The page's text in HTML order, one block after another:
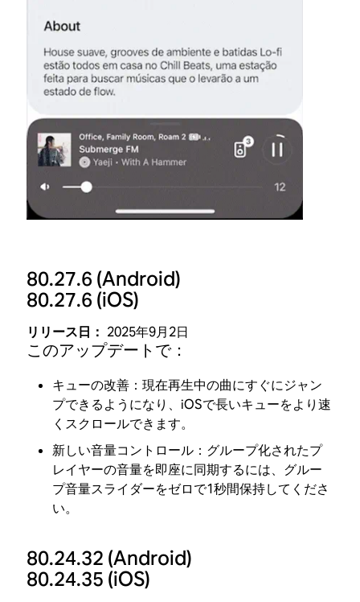
80.27.6 (Android)
80.27.6 (iOS)
リリース日： 2025年9月2日
このアップデートで：
キューの改善：現在再生中の曲にすぐにジャン
プできるようになり、iOSで長いキューをより速
くスクロールできます。
新しい音量コントロール：グループ化されたプ
レイヤーの音量を即座に同期するには、グルー
プ音量スライダーをゼロで1秒間保持してくださ
い。
80.24.32 (Android)
80.24.35 (iOS)